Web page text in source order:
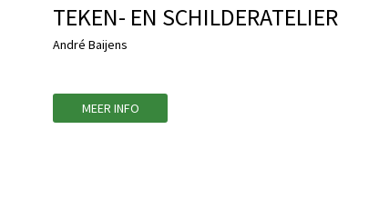
TEKEN- EN SCHILDERATELIER
André Baijens
MEER INFO